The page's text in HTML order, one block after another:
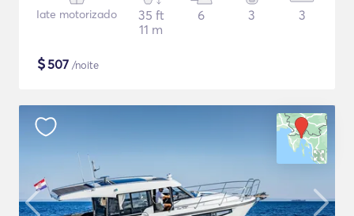
Iate motorizado
35 ft
11 m
6 3 3
$507 /noite